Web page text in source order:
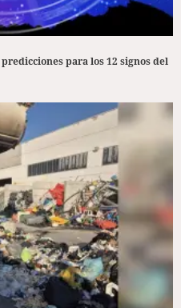
para los 12 signos del